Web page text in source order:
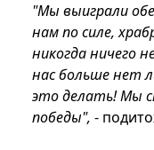
"Мы выиграли
нам по силе,
никогда ничего
нас больше нет
это делать! Мы
победы", -